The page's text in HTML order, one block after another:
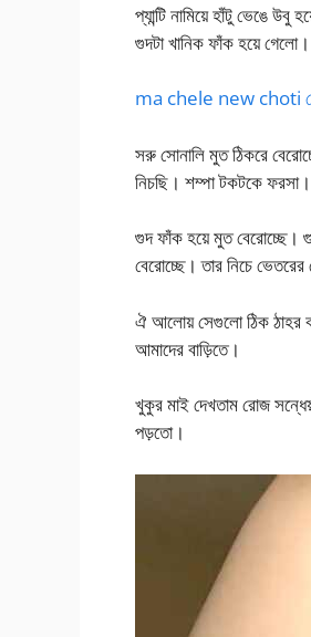
প্যান্টি নামিয়ে হাঁটু ভেঙে
গুদটা খানিক ফাঁক হয়ে
ma chele new choti
সরু সোনালি মুত ঠিকরে
নিচছি। শম্পা টকটকে
গুদ ফাঁক হয়ে মুত বেরোচ্ছে।
বেরোচ্ছে। তার নিচে
ঐ আলোয় সেগুলো ঠিক ঠাহর
আমাদের বাড়িতে।
খুকুর মাই দেখতাম রোজ
পড়তো।